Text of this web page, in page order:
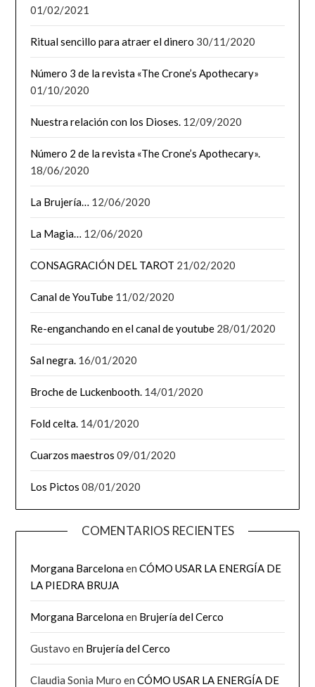
01/02/2021
Ritual sencillo para atraer el dinero 30/11/2020
Número 3 de la revista «The Crone’s Apothecary»
01/10/2020
Nuestra relación con los Dioses. 12/09/2020
Número 2 de la revista «The Crone’s Apothecary».
18/06/2020
La Brujería… 12/06/2020
La Magia… 12/06/2020
CONSAGRACIÓN DEL TAROT 21/02/2020
Canal de YouTube 11/02/2020
Re-enganchando en el canal de youtube 28/01/2020
Sal negra. 16/01/2020
Broche de Luckenbooth. 14/01/2020
Fold celta. 14/01/2020
Cuarzos maestros 09/01/2020
Los Pictos 08/01/2020
COMENTARIOS RECIENTES
Morgana BarcelonaenCÓMO USAR LA ENERGÍA DE
LA PIEDRA BRUJA
Morgana Barcelonaen Brujería del Cerco
Gustavo en Brujería del Cerco
Claudia Sonia Muro enCÓMO USAR LA ENERGÍA DE